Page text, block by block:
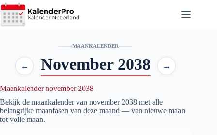
Ga
naar
de
MAANKALENDER
← November 2038 →
Maankalender november 2038
Bekijk de maankalender van november 2038 met alle
belangrijke maanfasen van deze maand — van nieuwe maan
tot volle maan.